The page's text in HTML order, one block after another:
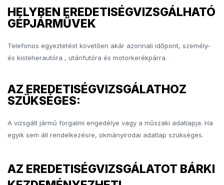
HELYBEN EREDETISÉGVIZSGÁLHATÓ
GÉPJÁRMŰVEK
Telefonos egyeztetést követően akár azonnali időpont, személy-
és kisteherautóra , utánfutóra és motorkerékpárra.
AZ EREDETISÉGVIZSGÁLATHOZ
SZÜKSÉGES:
A vizsgált jármű forgalmi engedélye vagy a műszaki adatlapja. Ha
egyik sem áll rendelkezésre, okmányirodai adatlap szükséges.
AZ EREDETISÉGVIZSGÁLATOT BÁRKI